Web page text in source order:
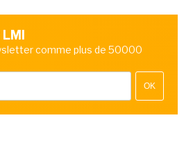
comme plus de 50000
OK